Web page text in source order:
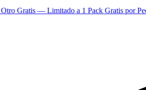
Gratis — Limitado a 1 Pack Gratis por